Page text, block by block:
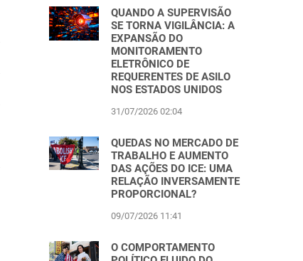
QUANDO A SUPERVISÃO
SE TORNA VIGILÂNCIA: A
EXPANSÃO DO
MONITORAMENTO
ELETRÔNICO DE
REQUERENTES DE ASILO
NOS ESTADOS UNIDOS
31/07/2026 02:04
QUEDAS NO MERCADO DE
TRABALHO E AUMENTO
DAS AÇÕES DO ICE: UMA
RELAÇÃO INVERSAMENTE
PROPORCIONAL?
09/07/2026 11:41
O COMPORTAMENTO